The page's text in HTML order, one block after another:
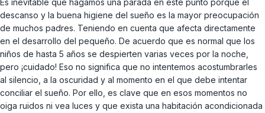
Es inevitable que hagamos una parada en este punto porque el
descanso y la buena higiene del sueño es la mayor preocupación
de muchos padres. Teniendo en cuenta que afecta directamente
en el desarrollo del pequeño. De acuerdo que es normal que los
niños de hasta 5 años se despierten varias veces por la noche,
pero ¡cuidado! Eso no significa que no intentemos acostumbrarles
al silencio, a la oscuridad y al momento en el que debe intentar
conciliar el sueño. Por ello, es clave que en esos momentos no
oiga ruidos ni vea luces y que exista una habitación acondicionada